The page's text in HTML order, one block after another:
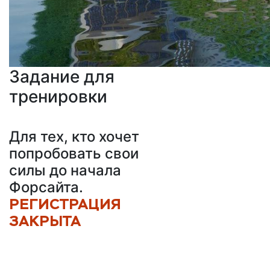
Задание для
тренировки
Для тех, кто хочет
попробовать свои
силы до начала
Форсайта.
РЕГИСТРАЦИЯ
ЗАКРЫТА